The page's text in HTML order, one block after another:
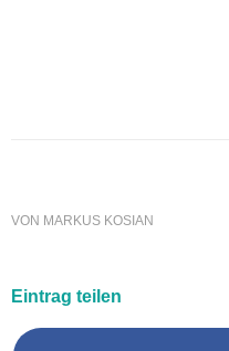
VON MARKUS KOSIAN
Eintrag teilen